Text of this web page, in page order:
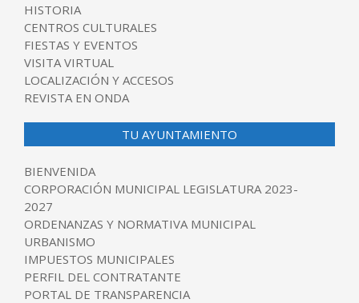
HISTORIA
CENTROS CULTURALES
FIESTAS Y EVENTOS
VISITA VIRTUAL
LOCALIZACIÓN Y ACCESOS
REVISTA EN ONDA
TU AYUNTAMIENTO
BIENVENIDA
CORPORACIÓN MUNICIPAL LEGISLATURA 2023-
2027
ORDENANZAS Y NORMATIVA MUNICIPAL
URBANISMO
IMPUESTOS MUNICIPALES
PERFIL DEL CONTRATANTE
PORTAL DE TRANSPARENCIA